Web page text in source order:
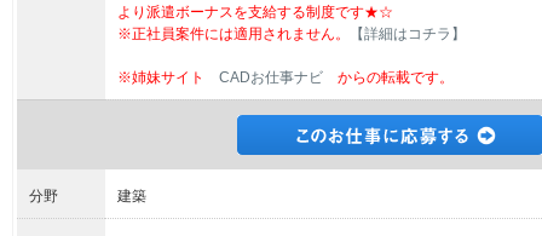
より派遣ボーナスを支給する制度です★☆
※正社員案件には適用されません。
【詳細はコチラ】
※姉妹サイト CADお仕事ナビ からの転載です。
分野 建築